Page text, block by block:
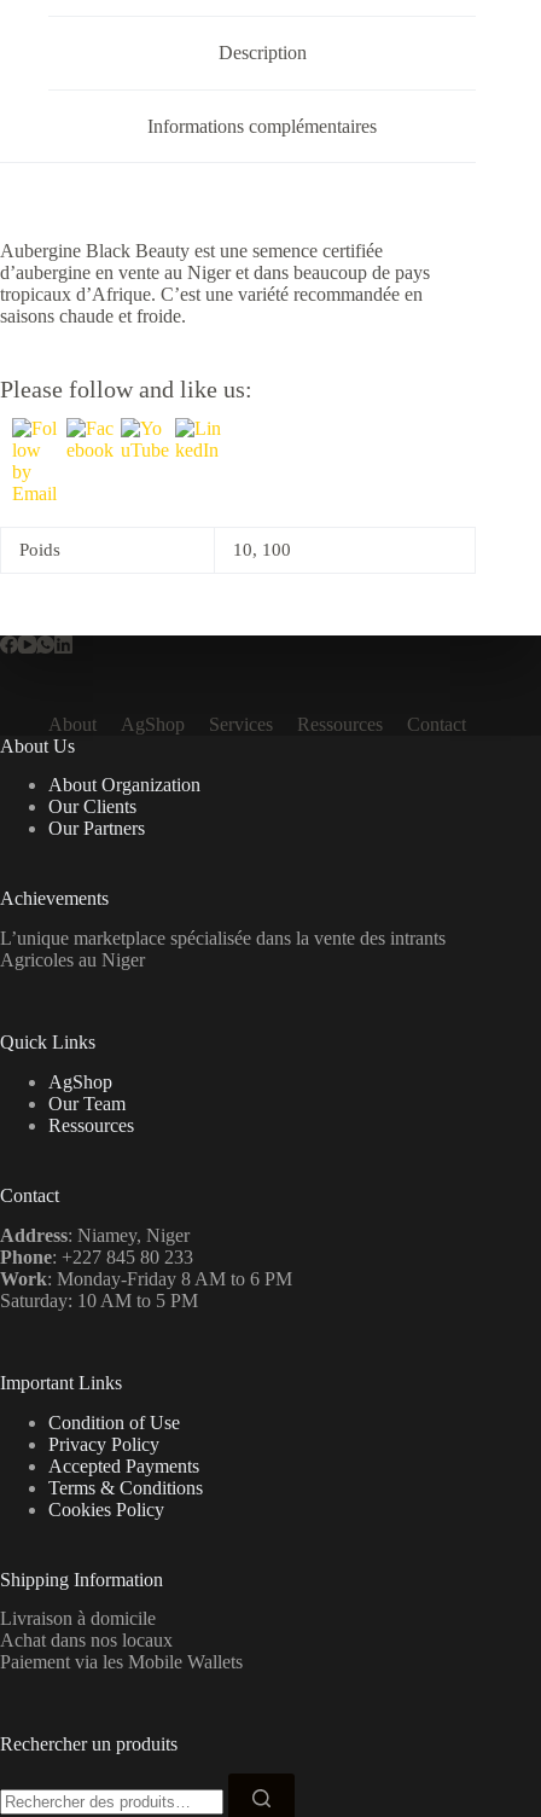
Description
Informations complémentaires
Aubergine Black Beauty est une semence certifiée
d’aubergine en vente au Niger et dans beaucoup de pays
tropicaux d’Afrique. C’est une variété recommandée en
saisons chaude et froide.
Please follow and like us:
Poids 10, 100
About AgShop Services Ressources
Contact
About Us
About Organization
Our Clients
Our Partners
Achievements
L’unique marketplace spécialisée dans la vente des intrants
Agricoles au Niger
Quick Links
AgShop
Our Team
Ressources
Contact
Address: Niamey, Niger
Phone: +227 845 80 233
Work: Monday-Friday 8 AM to 6 PM
Saturday: 10 AM to 5 PM
Important Links
Condition of Use
Privacy Policy
Accepted Payments
Terms & Conditions
Cookies Policy
Shipping Information
Livraison à domicile
Achat dans nos locaux
Paiement via les Mobile Wallets
Rechercher un produits
pour :